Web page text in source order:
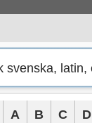
A B C D